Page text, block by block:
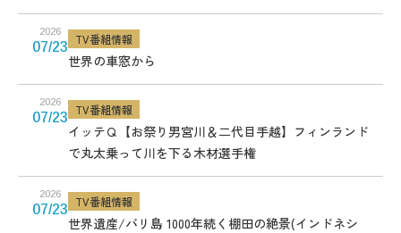
2026
07/23
TV番組情報
世界の車窓から
2026
07/23
TV番組情報
イッテＱ【お祭り男宮川＆二代目手越】フィンランド
で丸太乗って川を下る木材選手権
2026
07/23
TV番組情報
世界遺産/バリ島 1000年続く棚田の絶景(インドネシ